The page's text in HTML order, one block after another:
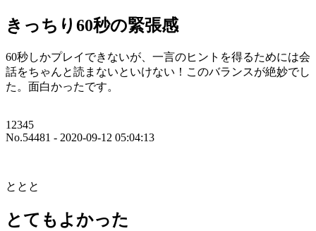
きっちり60秒の緊張感
60秒しかプレイできないが、一言のヒントを得るためには会
話をちゃんと読まないといけない！このバランスが絶妙でし
た。面白かったです。
12345
No.54481 - 2020-09-12 05:04:13
ととと
とてもよかった